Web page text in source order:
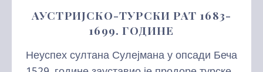
АУСТРИЈСКО-ТУРСКИ РАТ 1683-
1699. ГОДИНЕ
Неуспех султана Сулејмана у опсади Беча